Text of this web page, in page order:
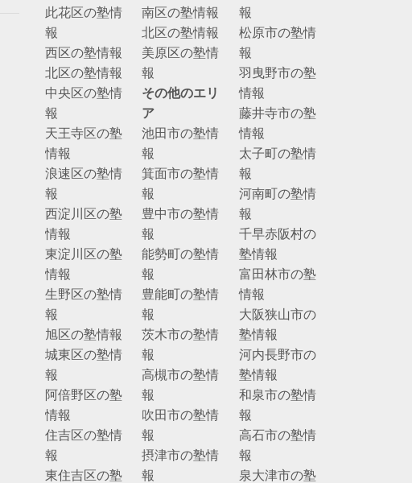
此花区の塾情
報
西区の塾情報
北区の塾情報
中央区の塾情
報
天王寺区の塾
情報
浪速区の塾情
報
西淀川区の塾
情報
東淀川区の塾
情報
生野区の塾情
報
旭区の塾情報
城東区の塾情
報
阿倍野区の塾
情報
住吉区の塾情
報
東住吉区の塾
南区の塾情報
北区の塾情報
美原区の塾情
報
その他のエリ
ア
池田市の塾情
報
箕面市の塾情
報
豊中市の塾情
報
能勢町の塾情
報
豊能町の塾情
報
茨木市の塾情
報
高槻市の塾情
報
吹田市の塾情
報
摂津市の塾情
報
報
松原市の塾情
報
羽曳野市の塾
情報
藤井寺市の塾
情報
太子町の塾情
報
河南町の塾情
報
千早赤阪村の
塾情報
富田林市の塾
情報
大阪狭山市の
塾情報
河内長野市の
塾情報
和泉市の塾情
報
高石市の塾情
報
泉大津市の塾